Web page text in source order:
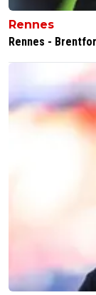
Rennes
Rennes -